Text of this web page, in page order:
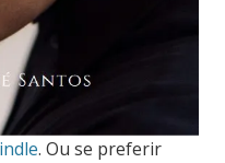
. Ou se preferir